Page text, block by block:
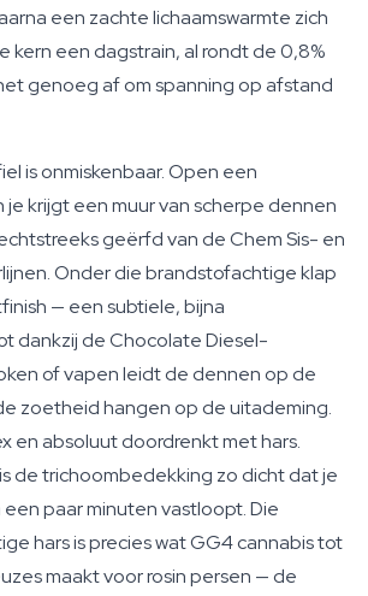
een zachte lichaamswarmte zich
kern een dagstrain, al rondt de 0,8%
genoeg af om spanning op afstand
is onmiskenbaar. Open een
krijgt een muur van scherpe dennen
geërfd van de Chem Sis- en
Onder die brandstofachtige klap
— een subtiele, bijna
dankzij de Chocolate Diesel-
of vapen leidt de dennen op de
zoetheid hangen op de uitademing.
en absoluut doordrenkt met hars.
de trichoombedekking zo dicht dat je
paar minuten vastloopt. Die
hars is precies wat GG4 cannabis tot
maakt voor rosin persen — de